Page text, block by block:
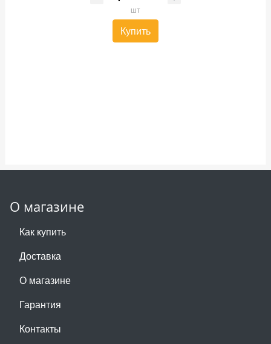
шт
Купить
О магазине
Как купить
Доставка
О магазине
Гарантия
Контакты